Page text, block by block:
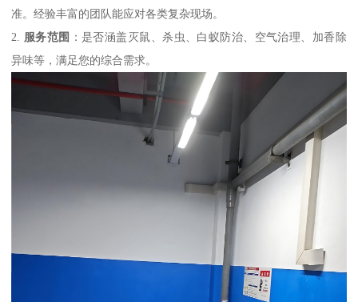
准。经验丰富的团队能应对各类复杂现场。
2. 服务范围 ：是否涵盖灭鼠、杀虫、白蚁防治、空气治理、加香除
异味等，满足您的综合需求。